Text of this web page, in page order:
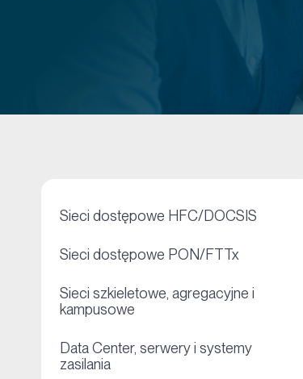
Sieci dostępowe HFC/DOCSIS
Sieci dostępowe PON/FTTx
Sieci szkieletowe, agregacyjne i
kampusowe
Data Center, serwery i systemy
zasilania